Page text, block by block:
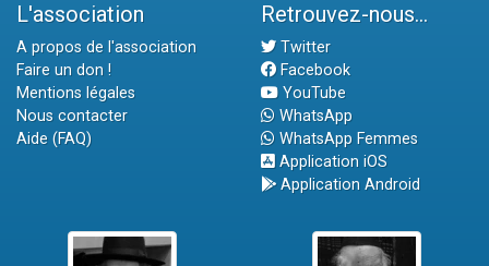
L'association
A propos de l'association
Faire un don !
Mentions légales
Nous contacter
Aide (FAQ)
Retrouvez-nous...
Twitter
Facebook
YouTube
WhatsApp
WhatsApp Femmes
Application iOS
Application Android